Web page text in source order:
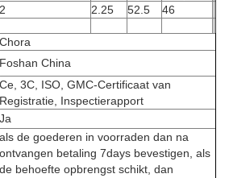
2 2.25 52.5 46
Chora
Foshan China
Ce, 3C, ISO, GMC-Certificaat van
Registratie, Inspectierapport
Ja
als de goederen in voorraden dan na
ontvangen betaling 7days bevestigen, als
de behoefte opbrengst schikt, dan